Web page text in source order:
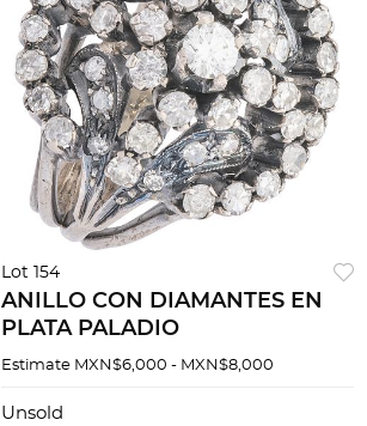
Lot 154
ANILLO CON DIAMANTES EN
PLATA PALADIO
Estimate MXN$6,000 - MXN$8,000
Unsold